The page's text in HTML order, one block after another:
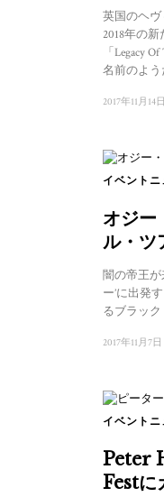
英国のヘヴ
2018年の
「Legacy
名前のよ
2017年11月14日
イベントニ
オジー
ル・ツ
闇の帝王が
ー’に出発
るブラッ
2017年11月7日
イベントニ
Peter
Festに